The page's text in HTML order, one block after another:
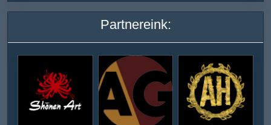
Partnereink: